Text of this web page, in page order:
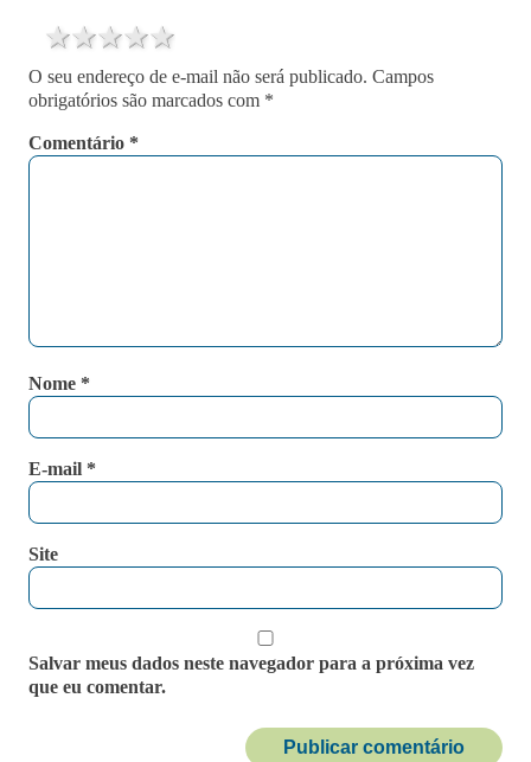
4 stars
3 stars
2 stars
1 star
O seu endereço de e-mail não será publicado. Campos
obrigatórios são marcados com *
Comentário *
Nome *
E-mail *
Site
Salvar meus dados neste navegador para a próxima vez
que eu comentar.